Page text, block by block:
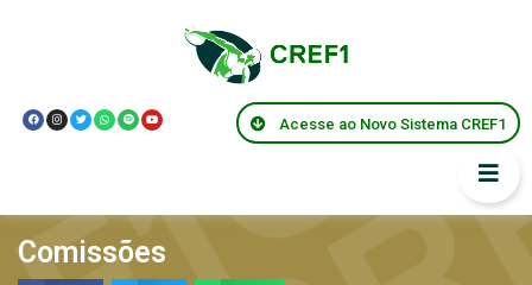
Acesse ao Novo Sistema CREF1
Comissões